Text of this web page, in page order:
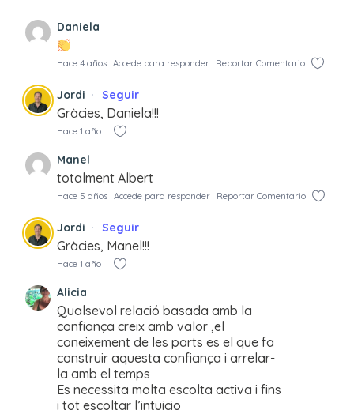
Daniela
Hace 4 años Accede para responder Reportar Comentario
Jordi Seguir
Gràcies, Daniela!!!
Hace 1 año
Manel
totalment Albert
Hace 5 años Accede para responder Reportar Comentario
Jordi Seguir
Gràcies, Manel!!!
Hace 1 año
Alicia
Qualsevol relació basada amb la
confiança creix amb valor ,el
coneixement de les parts es el que fa
construir aquesta confiança i arrelar-
la amb el temps
Es necessita molta escolta activa i fins
i tot escoltar l’intuicio